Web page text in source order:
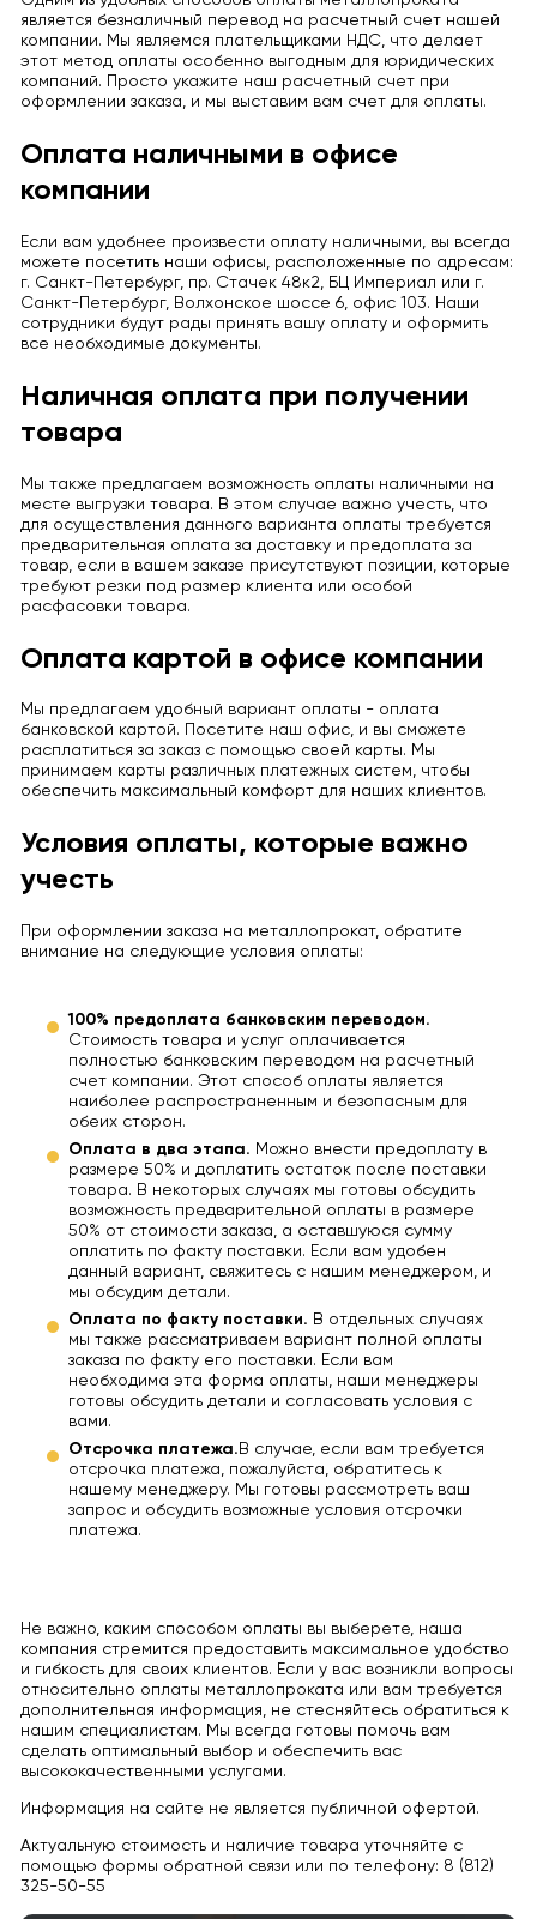
является безналичный перевод на расчетный счет нашей
компании. Мы являемся плательщиками НДС, что делает
этот метод оплаты особенно выгодным для юридических
компаний. Просто укажите наш расчетный счет при
оформлении заказа, и мы выставим вам счет для оплаты.
Оплата наличными в офисе
компании
Если вам удобнее произвести оплату наличными, вы всегда
можете посетить наши офисы, расположенные по адресам:
г. Санкт-Петербург, пр. Стачек 48к2, БЦ Империал или г.
Санкт-Петербург, Волхонское шоссе 6, офис 103. Наши
сотрудники будут рады принять вашу оплату и оформить
все необходимые документы.
Наличная оплата при получении
товара
Мы также предлагаем возможность оплаты наличными на
месте выгрузки товара. В этом случае важно учесть, что
для осуществления данного варианта оплаты требуется
предварительная оплата за доставку и предоплата за
товар, если в вашем заказе присутствуют позиции, которые
требуют резки под размер клиента или особой
расфасовки товара.
Оплата картой в офисе компании
Мы предлагаем удобный вариант оплаты - оплата
банковской картой. Посетите наш офис, и вы сможете
расплатиться за заказ с помощью своей карты. Мы
принимаем карты различных платежных систем, чтобы
обеспечить максимальный комфорт для наших клиентов.
Условия оплаты, которые важно
учесть
При оформлении заказа на металлопрокат, обратите
внимание на следующие условия оплаты:
100% предоплата банковским переводом.
Стоимость товара и услуг оплачивается
полностью банковским переводом на расчетный
счет компании. Этот способ оплаты является
наиболее распространенным и безопасным для
обеих сторон.
Оплата в два этапа. Можно внести предоплату в
размере 50% и доплатить остаток после поставки
товара. В некоторых случаях мы готовы обсудить
возможность предварительной оплаты в размере
50% от стоимости заказа, а оставшуюся сумму
оплатить по факту поставки. Если вам удобен
данный вариант, свяжитесь с нашим менеджером, и
мы обсудим детали.
Оплата по факту поставки. В отдельных случаях
мы также рассматриваем вариант полной оплаты
заказа по факту его поставки. Если вам
необходима эта форма оплаты, наши менеджеры
готовы обсудить детали и согласовать условия с
вами.
Отсрочка платежа. В случае, если вам требуется
отсрочка платежа, пожалуйста, обратитесь к
нашему менеджеру. Мы готовы рассмотреть ваш
запрос и обсудить возможные условия отсрочки
платежа.
Не важно, каким способом оплаты вы выберете, наша
компания стремится предоставить максимальное удобство
и гибкость для своих клиентов. Если у вас возникли вопросы
относительно оплаты металлопроката или вам требуется
дополнительная информация, не стесняйтесь обратиться к
нашим специалистам. Мы всегда готовы помочь вам
сделать оптимальный выбор и обеспечить вас
высококачественными услугами.
Информация на сайте не является публичной офертой.
Актуальную стоимость и наличие товара уточняйте с
помощью формы обратной связи или по телефону: 8 (812)
325-50-55